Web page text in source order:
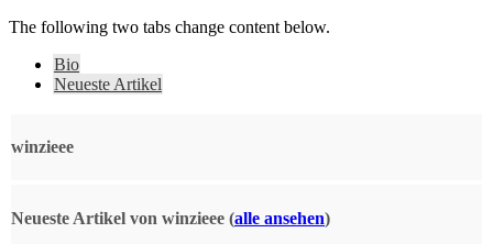
The following two tabs change content below.
Bio
Neueste Artikel
winzieee
Neueste Artikel von winzieee (alle ansehen)